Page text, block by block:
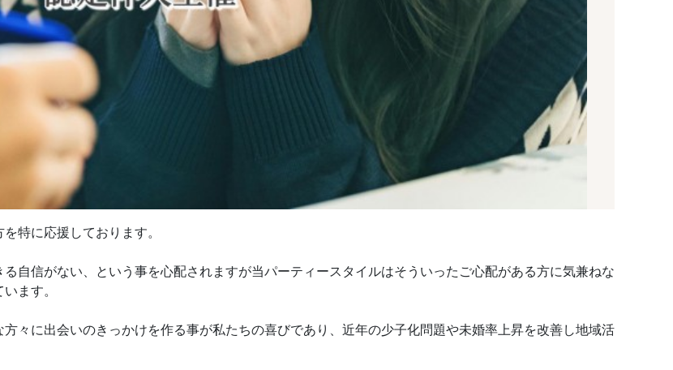
特に応援しております。
自信がない、という事を心配されますが当パーティースタイルはそういったご心配がある方に気兼ねな
ます。
々に出会いのきっかけを作る事が私たちの喜びであり、近年の少子化問題や未婚率上昇を改善し地域活